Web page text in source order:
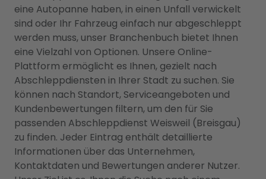
eine Autopanne haben, in einen Unfall verwickelt
sind oder Ihr Fahrzeug einfach nur abgeschleppt
werden muss, unser Branchenbuch bietet Ihnen
eine Vielzahl von Optionen. Unsere Online-
Plattform ermöglicht es Ihnen, gezielt nach
Abschleppdiensten in Ihrer Stadt zu suchen. Sie
können nach Standort, Serviceangeboten und
Kundenbewertungen filtern, um den für Sie
passenden Abschleppdienst Weisweil (Breisgau)
zu finden. Jeder Eintrag enthält detaillierte
Informationen über das Unternehmen,
Kontaktdaten und Bewertungen anderer Nutzer.